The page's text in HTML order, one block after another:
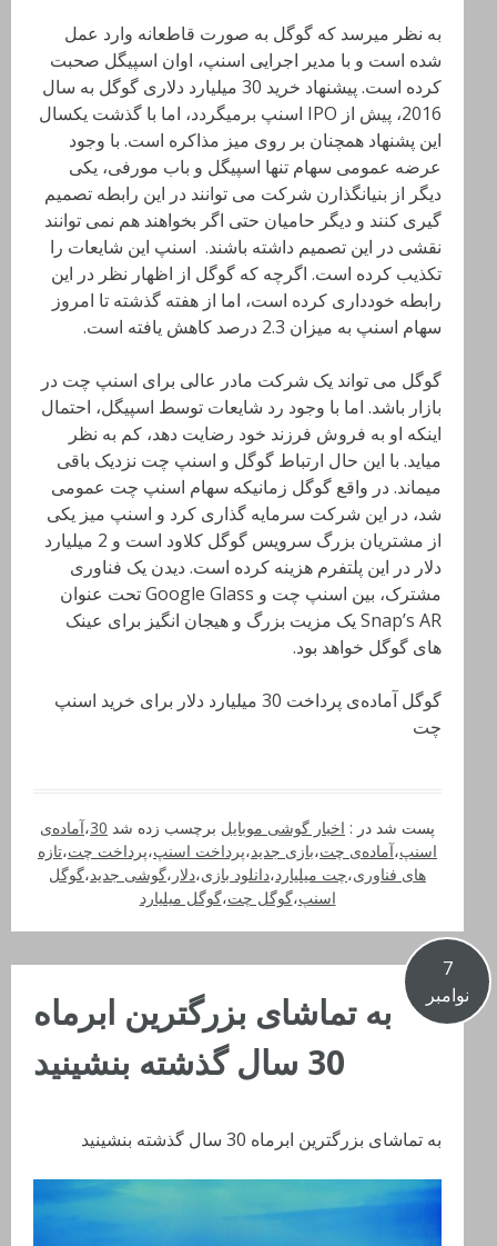
به نظر میرسد که گوگل به صورت قاطعانه وارد عمل
شده است و با مدیر اجرایی اسنپ، اوان اسپیگل صحبت
کرده است. پیشنهاد خرید 30 میلیارد دلاری گوگل به سال
2016، پیش از IPO اسنپ برمیگردد، اما با گذشت یکسال
این پشنهاد همچنان بر روی میز مذاکره است. با وجود
عرضه عمومی سهام تنها اسپیگل و باب مورفی، یکی
دیگر از بنیانگذارن شرکت می توانند در این رابطه تصمیم
گیری کنند و دیگر حامیان حتی اگر بخواهند هم نمی توانند
نقشی در این تصمیم داشته باشند. اسنپ این شایعات را
تکذیب کرده است. اگرچه که گوگل از اظهار نظر در این
رابطه خودداری کرده است، اما از هفته گذشته تا امروز
سهام اسنپ به میزان 2.3 درصد کاهش یافته است.
گوگل می تواند یک شرکت مادر عالی برای اسنپ چت در
بازار باشد. اما با وجود رد شایعات توسط اسپیگل، احتمال
اینکه او به فروش فرزند خود رضایت دهد، کم به نظر
میاید. با این حال ارتباط گوگل و اسنپ چت نزدیک باقی
میماند. در واقع گوگل زمانیکه سهام اسنپ چت عمومی
شد، در این شرکت سرمایه گذاری کرد و اسنپ میز یکی
از مشتریان بزرگ سرویس گوگل کلاود است و 2 میلیارد
دلار در این پلتفرم هزینه کرده است. دیدن یک فناوری
مشترک، بین اسنپ چت و Google Glass تحت عنوان
Snap’s AR یک مزیت بزرگ و هیجان انگیز برای عینک
های گوگل خواهد بود.
گوگل آماده‌ی پرداخت 30 میلیارد دلار برای خرید اسنپ
چت
پست شد در : اخبار گوشی موبایل برچسب زده شد 30،آماده‌ی
اسنپ،آماده‌ی چت،بازی جدید،پرداخت اسنپ،پرداخت چت،تازه
های فناوری،چت میلیارد،دانلود بازی،دلار ،گوشی جدید،گوگل
اسنپ،گوگل چت،گوگل میلیارد
7
نوامبر
به تماشای بزرگترین ابرماه
30 سال گذشته بنشینید
به تماشای بزرگترین ابرماه 30 سال گذشته بنشینید